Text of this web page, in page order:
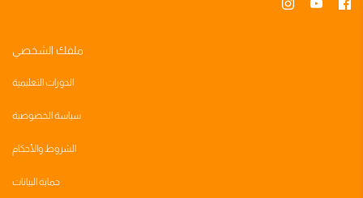
ملفك الشخصي
الدورات التعليمية
سياسة الخصوصية
الشروط والأحكام
حماية البيانات